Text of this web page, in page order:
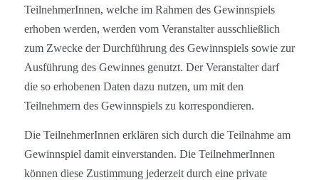
TeilnehmerInnen, welche im Rahmen des Gewinnspiels
erhoben werden, werden vom Veranstalter ausschließlich
zum Zwecke der Durchführung des Gewinnspiels sowie zur
Ausführung des Gewinnes genutzt. Der Veranstalter darf
die so erhobenen Daten dazu nutzen, um mit den
Teilnehmern des Gewinnspiels zu korrespondieren.
Die TeilnehmerInnen erklären sich durch die Teilnahme am
Gewinnspiel damit einverstanden. Die TeilnehmerInnen
können diese Zustimmung jederzeit durch eine private